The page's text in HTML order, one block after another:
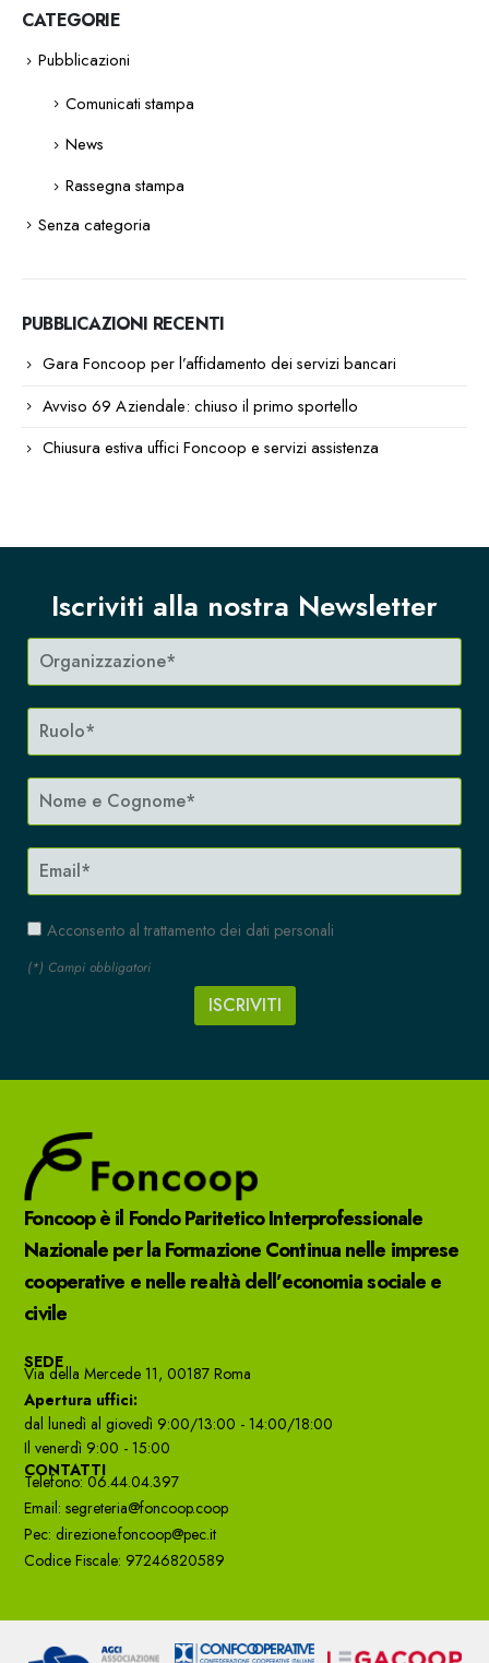
CATEGORIE
Pubblicazioni
Comunicati stampa
News
Rassegna stampa
Senza categoria
PUBBLICAZIONI RECENTI
Gara Foncoop per l’affidamento dei servizi bancari
Avviso 69 Aziendale: chiuso il primo sportello
Chiusura estiva uffici Foncoop e servizi assistenza
Iscriviti alla nostra Newsletter
Acconsento al trattamento dei dati personali
(*) Campi obbligatori
Foncoop è il Fondo Paritetico Interprofessionale
Nazionale per la Formazione Continua nelle imprese
cooperative e nelle realtà dell’economia sociale e
civile
SEDE
Via della Mercede 11, 00187 Roma
Apertura uffici:
dal lunedì al giovedì 9:00/13:00 - 14:00/18:00
Il venerdì 9:00 - 15:00
CONTATTI
Telefono: 06.44.04.397
Email: segreteria@foncoop.coop
Pec: direzione.foncoop@pec.it
Codice Fiscale: 97246820589